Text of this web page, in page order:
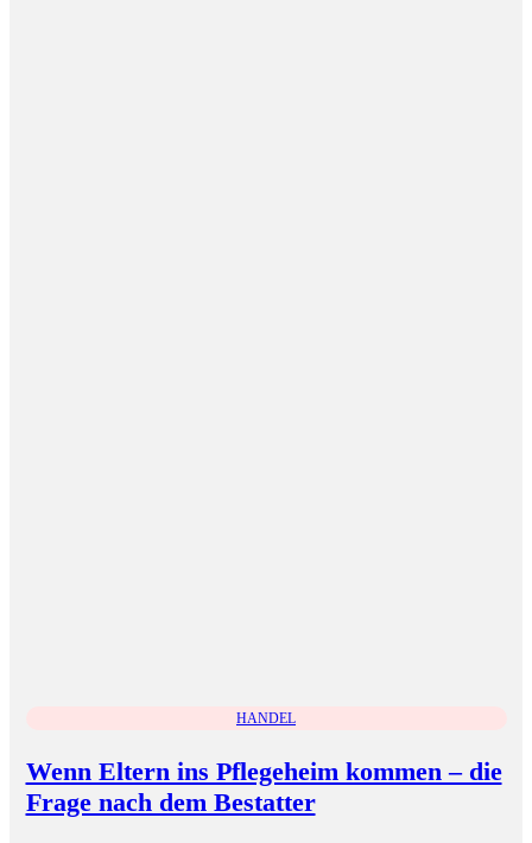
HANDEL
Wenn Eltern ins Pflegeheim kommen – die
Frage nach dem Bestatter